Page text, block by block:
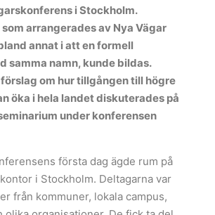
i Stockholm.
arrangerades av Nya Vägar
annat i att en formell
samma namn, kunde bildas.
om hur tillgången till högre
öka i hela landet diskuterades på
under konferensen
första dag ägde rum på
i Stockholm. Deltagarna var
från kommuner, lokala campus,